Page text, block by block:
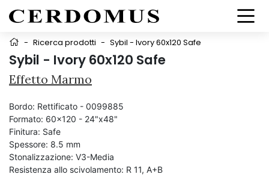
- Ricerca prodotti - Sybil - Ivory 60x120 Safe
Sybil - Ivory 60x120 Safe
Effetto Marmo
Bordo: Rettificato - 0099885
Formato: 60x120 - 24"x48"
Finitura: Safe
Spessore: 8.5 mm
Stonalizzazione: V3-Media
Resistenza allo scivolamento: R 11, A+B